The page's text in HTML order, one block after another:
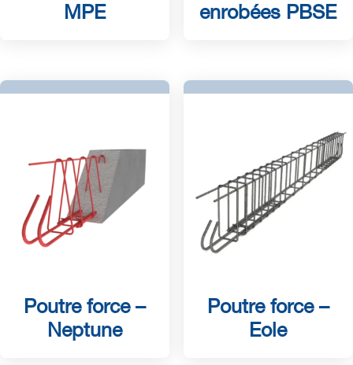
MPE
enrobées PBSE
Poutre force –
Neptune
Poutre force –
Eole